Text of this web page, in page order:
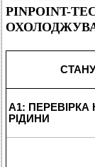
PINPOINT-
СТАНУ
A1:
РІДИНИ